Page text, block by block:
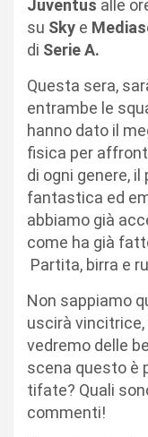
Juventus alle
su Sky e
di Serie A.
Questa sera,
entrambe le
hanno dato il
fisica per
di ogni genere,
fantastica ed
abbiamo già
come ha già
Partita, birra e
Non sappiamo
uscirà vincitrice,
vedremo delle
scena questo è
tifate? Quali
commenti!